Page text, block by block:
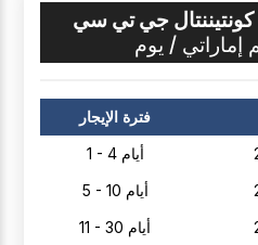
فترة الإيجار
1 - 4 أيام
5 - 10 أيام
11 - 30 أيام